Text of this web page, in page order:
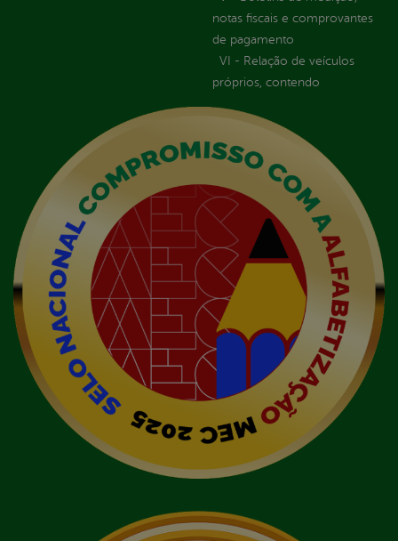
notas fiscais e comprovantes
de pagamento
VI - Relação de veículos
próprios, contendo